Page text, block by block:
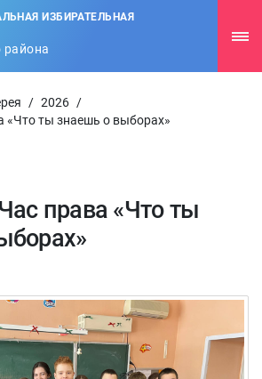
ИЗБИРАТЕЛЬНАЯ
района
/ 2026 /
«Что ты знаешь о выборах»
права «Что ты